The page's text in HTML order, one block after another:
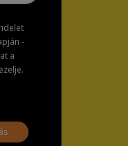
-
a